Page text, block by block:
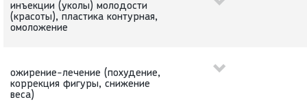
инъекции (уколы) молодости
(красоты), пластика контурная,
омоложение
ожирение-лечение (похудение,
коррекция фигуры, снижение
веса)